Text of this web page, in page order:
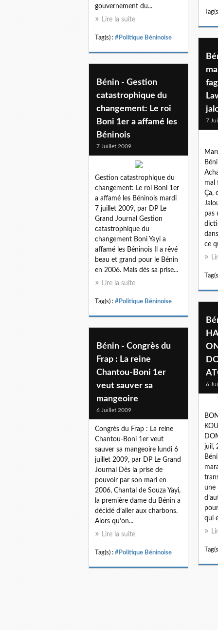
gouvernement du...
Lire la suite
Tag(s) : #Politique Béninoise
7
mal
Ça,
pas
ce
Bénin - Gestion
catastrophique du
changement: Le roi
Boni 1er a affamé les
Béninois
7 Juillet 2009
Gestion catastrophique du
changement: Le roi Boni 1er
a affamé les Béninois mardi
7 juillet 2009, par DP Le
Grand Journal Gestion
catastrophique du
changement Boni Yayi a
affamé les Béninois Il a rêvé
beau et grand pour le Bénin
en 2006. Mais dès sa prise...
Lire la suite
Tag(s) : #Politique Béninoise
6
juil,
une
qui
Bénin - Congrès du
Frap : La reine
Chantou-Boni 1er
veut sauver sa
mangeoire
6 Juillet 2009
Congrès du Frap : La reine
Chantou-Boni 1er veut
sauver sa mangeoire lundi 6
juillet 2009, par DP Le Grand
Journal Dès la prise de
pouvoir par son mari en
2006, Chantal de Souza Yayi,
la première dame du Bénin a
décidé d’aller aux charbons.
Alors qu’on...
Lire la suite
Tag(s) : #Politique Béninoise